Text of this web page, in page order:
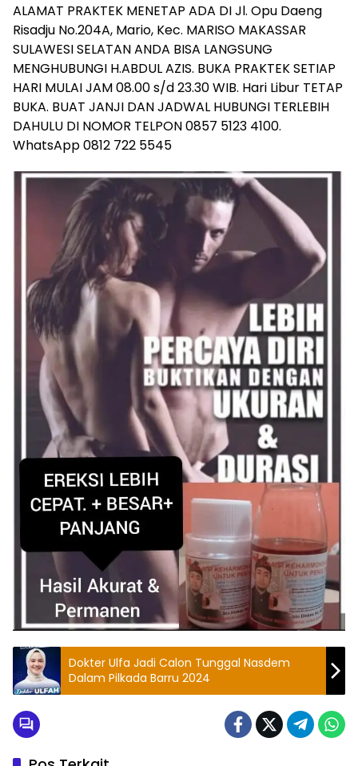
ALAMAT PRAKTEK MENETAP ADA DI Jl. Opu Daeng
Risadju No.204A, Mario, Kec. MARISO MAKASSAR
SULAWESI SELATAN ANDA BISA LANGSUNG
MENGHUBUNGI H.ABDUL AZIS. BUKA PRAKTEK SETIAP
HARI MULAI JAM 08.00 s/d 23.30 WIB. Hari Libur TETAP
BUKA. BUAT JANJI DAN JADWAL HUBUNGI TERLEBIH
DAHULU DI NOMOR TELPON 0857 5123 4100.
WhatsApp 0812 722 5545
Dokter Ulfa Jadi Calon Tunggal Nasdem
Dalam Pilkada Barru 2024